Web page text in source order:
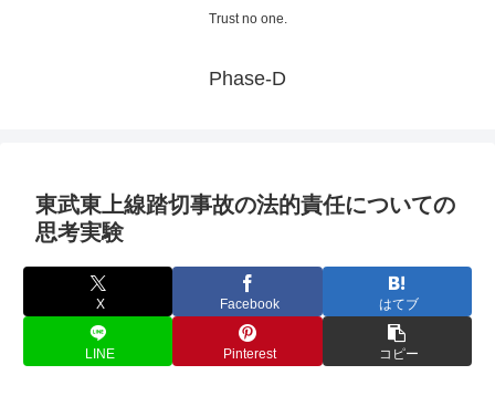
Trust no one.
Phase-D
東武東上線踏切事故の法的責任についての
思考実験
X Facebook はてブ
LINE Pinterest コピー